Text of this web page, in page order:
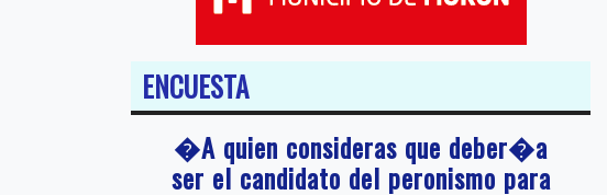
ENCUESTA
�A quien consideras que deber�a
ser el candidato del peronismo para